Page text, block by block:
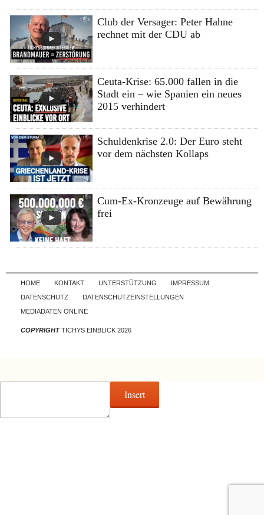
Club der Versager: Peter Hahne
rechnet mit der CDU ab
Ceuta-Krise: 65.000 fallen in die
Stadt ein – wie Spanien ein neues
2015 verhindert
Schuldenkrise 2.0: Der Euro steht
vor dem nächsten Kollaps
Cum-Ex-Kronzeuge auf Bewährung
frei
Skip to content
HOME KONTAKT UNTERSTÜTZUNG
IMPRESSUM
DATENSCHUTZ
DATENSCHUTZEINSTELLUNGEN
MEDIADATEN ONLINE
COPYRIGHTTICHYS EINBLICK 2026
Insert